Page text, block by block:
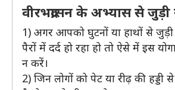
वीरभद्रासन के अभ्यास से जुड़ी
1) अगर आपको घुटनों या हाथों से
पैरों में दर्द हो रहा हो तो ऐसे में इस
न करें।
2) जिन लोगों को पेट या रीढ़ की हड्डी